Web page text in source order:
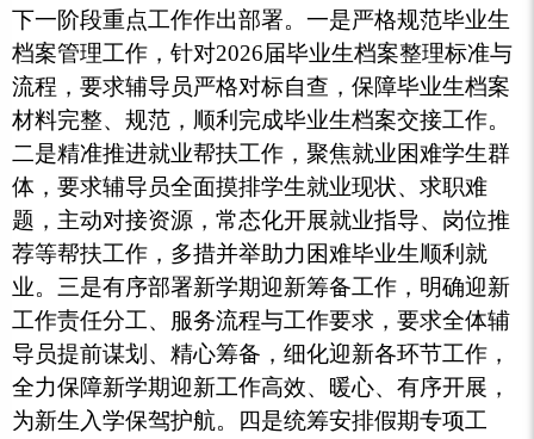
下一阶段重点工作作出部署。一是严格规范毕业生
档案管理工作，针对2026届毕业生档案整理标准与
流程，要求辅导员严格对标自查，保障毕业生档案
材料完整、规范，顺利完成毕业生档案交接工作。
二是精准推进就业帮扶工作，聚焦就业困难学生群
体，要求辅导员全面摸排学生就业现状、求职难
题，主动对接资源，常态化开展就业指导、岗位推
荐等帮扶工作，多措并举助力困难毕业生顺利就
业。三是有序部署新学期迎新筹备工作，明确迎新
工作责任分工、服务流程与工作要求，要求全体辅
导员提前谋划、精心筹备，细化迎新各环节工作，
全力保障新学期迎新工作高效、暖心、有序开展，
为新生入学保驾护航。四是统筹安排假期专项工